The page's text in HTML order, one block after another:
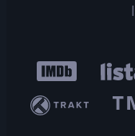
IMDb Listal
Trakt